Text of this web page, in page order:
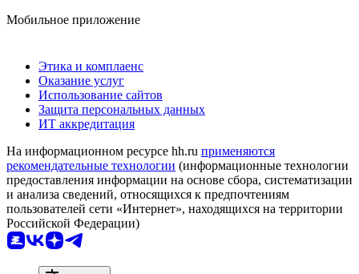
Мобильное приложение
Этика и комплаенс
Оказание услуг
Использование сайтов
Защита персональных данных
ИТ аккредитация
На информационном ресурсе hh.ru применяются
рекомендательные технологии (информационные технологии
предоставления информации на основе сбора, систематизации
и анализа сведений, относящихся к предпочтениям
пользователей сети «Интернет», находящихся на территории
Российской Федерации)